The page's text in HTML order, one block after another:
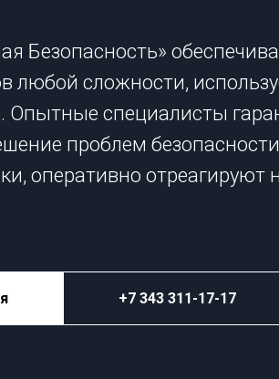
Безопасность»
любой сложности,
Опытные специалисты
проблем
оперативно отреагируют
+7 343 311-17-17